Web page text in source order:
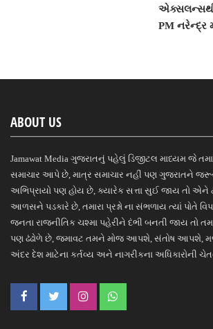
એક્સલન્સથી
PM નરેન્દ્ર
ABOUT US
Jamawat Media ગુજરાતનું પહેલું ડિજીટલ માધ્યમ જે
સમાચાર આપે છે, માત્ર સમાચાર નહીં પણ ગુજરાતને
અભિપ્રાયો પણ હોય છે, ક્યારેક સત્તા સુઈ જાય તો એને
આળસને પડકારે છે, તમારા પ્રશ્નો ના સંભળાય ત્યાં પોતે
જનતા રાજનીતિક ચશ્મા પહેરીને દંભી બનતી જાય તો
પણ ઢંઢોળે છે, જમાવટ તમને મોજ આપશે, સંતોષ આપશે,
અંદર દેશ માટેના કર્તવ્ય અને નાગરીકના અધિકારોની